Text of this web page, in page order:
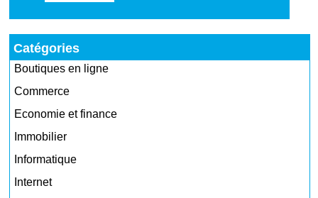
Catégories
Boutiques en ligne
Commerce
Economie et finance
Immobilier
Informatique
Internet